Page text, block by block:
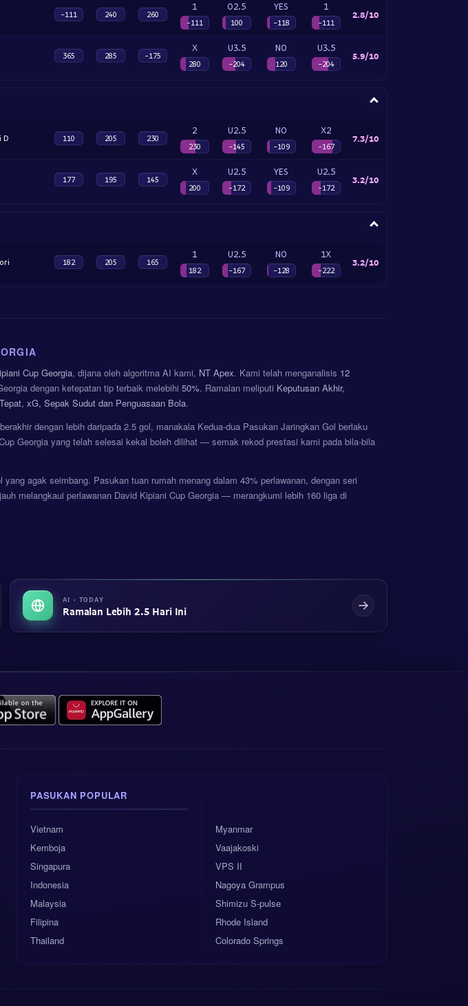
-111 240 260
1
-111
O2.5
100
YES
-118
1
-111
2.8/10
365 285 -175
X
280
U3.5
-204
NO
120
U3.5
-204
5.9/10
D 110 205 230
2
230
U2.5
-145
NO
-109
X2
-167
7.3/10
177 195 145
X
200
U2.5
-172
YES
-109
U2.5
-172
3.2/10
182 205 165
1
182
U2.5
-167
NO
-128
1X
-222
3.2/10
Cup Georgia, dijana oleh algoritma AI kami, NT Apex. Kami telah menganalisis 12
dengan ketepatan tip terbaik melebihi 50%. Ramalan meliputi Keputusan Akhir,
xG, Sepak Sudut dan Penguasaan Bola.
dengan lebih daripada 2.5 gol, manakala Kedua-dua Pasukan Jaringkan Gol berlaku
Georgia yang telah selesai kekal boleh dilihat — semak rekod prestasi kami pada bila-bila
agak seimbang. Pasukan tuan rumah menang dalam 43% perlawanan, dengan seri
melangkaui perlawanan David Kipiani Cup Georgia — merangkumi lebih 160 liga di
AI · TODAY
Ramalan Lebih 2.5 Hari Ini
PASUKAN POPULAR
Vietnam
Kemboja
Singapura
Indonesia
Malaysia
Filipina
Thailand
Myanmar
Vaajakoski
VPS II
Nagoya Grampus
Shimizu S-pulse
Rhode Island
Colorado Springs